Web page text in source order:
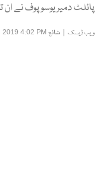
پائلٹ دمیر یوسوپوف نے ان
ویب ڈیسک | شائع 2019 4:02 PM